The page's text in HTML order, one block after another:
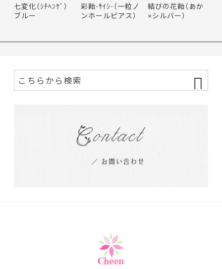
七変化（ｼﾁﾍﾝｹﾞ）
ブルー
彩飴-ｻｲｼ-（一粒ノ
ンホールピアス）
結びの花飴（あか
×シルバー）